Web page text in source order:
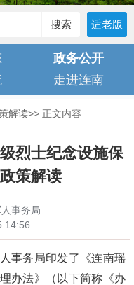
搜索 适老版
政务公开
走进连南
解读>> 正文内容
烈士纪念设施保
策解读
事务局
14:56
务局印发了《连南瑶
办法》（以下简称《办